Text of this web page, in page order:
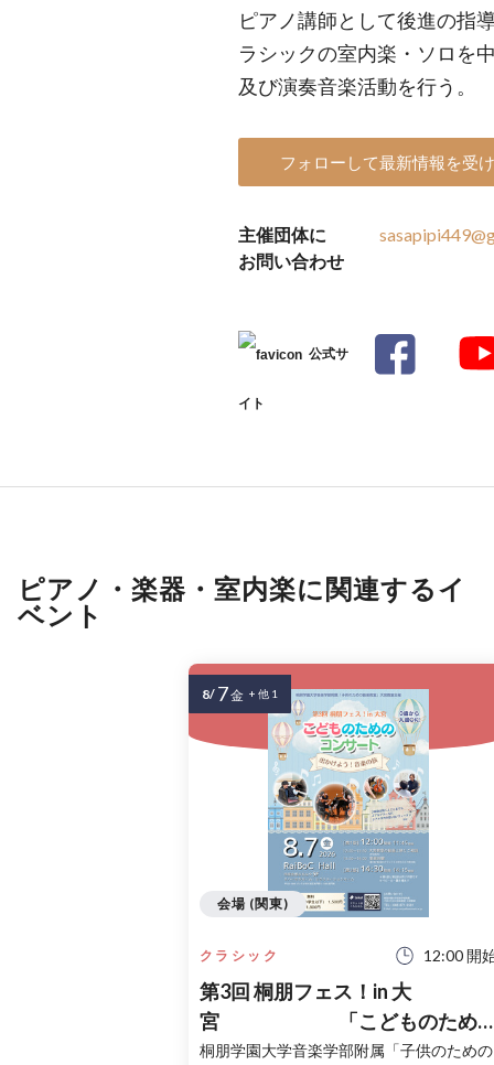
ピアノ講師として後進の指
ラシックの室内楽・ソロを
及び演奏音楽活動を行う。
フォローして最新情報を受
主催団体に
お問い合わせ
公式サ
イト
ピアノ・楽器・室内楽に関連するイ
ベント
クラシック 12:00 開
第3回 桐朋フェス！in 大
宮 「こどものため
コンサート」〜出かけよう！音
桐朋学園大学音楽学部附属「子供のための
会場 (関東)
8/ 7金 + 他 1